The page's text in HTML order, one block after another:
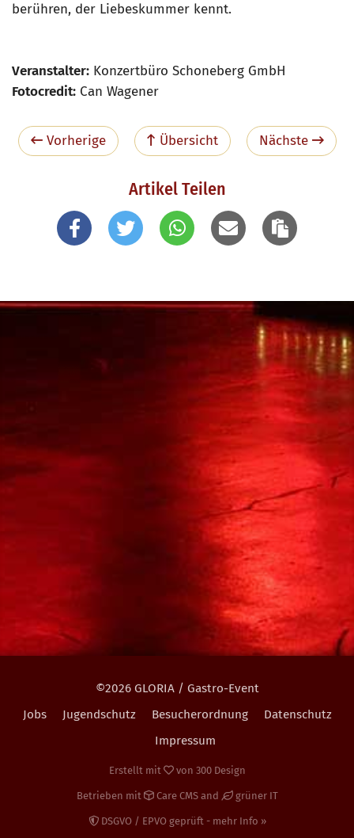
berühren, der Liebeskummer kennt.
Veranstalter: Konzertbüro Schoneberg GmbH
Fotocredit: Can Wagener
Vorherige Übersicht Nächste
Artikel Teilen
©2026 GLORIA / Gastro-Event
Jobs
Jugendschutz Besucherordnung
Datenschutz
Impressum
Erstellt mit von 300 Design
Betrieben mit Care CMSand grüner IT
DSGVO / EPVO geprüft - mehr Info »